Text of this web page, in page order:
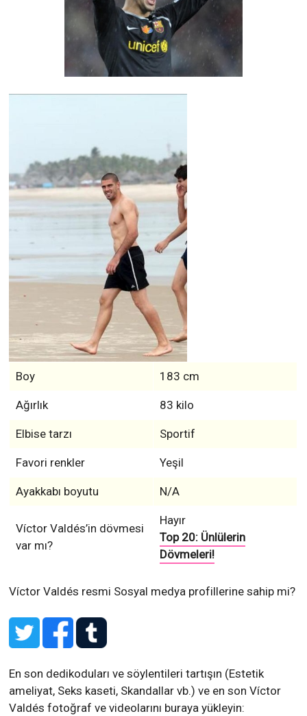
Boy 183 cm
Ağırlık 83 kilo
Elbise tarzı Sportif
Favori renkler Yeşil
Ayakkabı boyutu N/A
Víctor Valdés’in dövmesi
var mı?
Hayır
Top 20: Ünlülerin
Dövmeleri!
Víctor Valdés resmi Sosyal medya profillerine sahip mi?
En son dedikoduları ve söylentileri tartışın (Estetik
ameliyat, Seks kaseti, Skandallar vb.) ve en son Víctor
Valdés fotoğraf ve videolarını buraya yükleyin: